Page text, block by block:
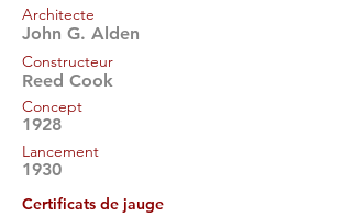
Architecte
John G. Alden
Constructeur
Reed Cook
Concept
1928
Lancement
1930
Certificats de jauge